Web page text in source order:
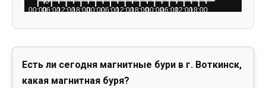
Есть ли сегодня магнитные бури в г. Воткинск,
какая магнитная буря?